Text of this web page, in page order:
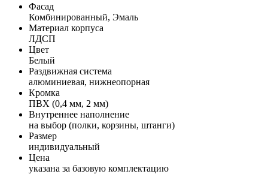
Фасад
Комбинированный, Эмаль
Материал корпуса
ЛДСП
Цвет
Белый
Раздвижная система
алюминиевая, нижнеопорная
Кромка
ПВХ (0,4 мм, 2 мм)
Внутреннее наполнение
на выбор (полки, корзины, штанги)
Размер
индивидуальный
Цена
указана за базовую комплектацию